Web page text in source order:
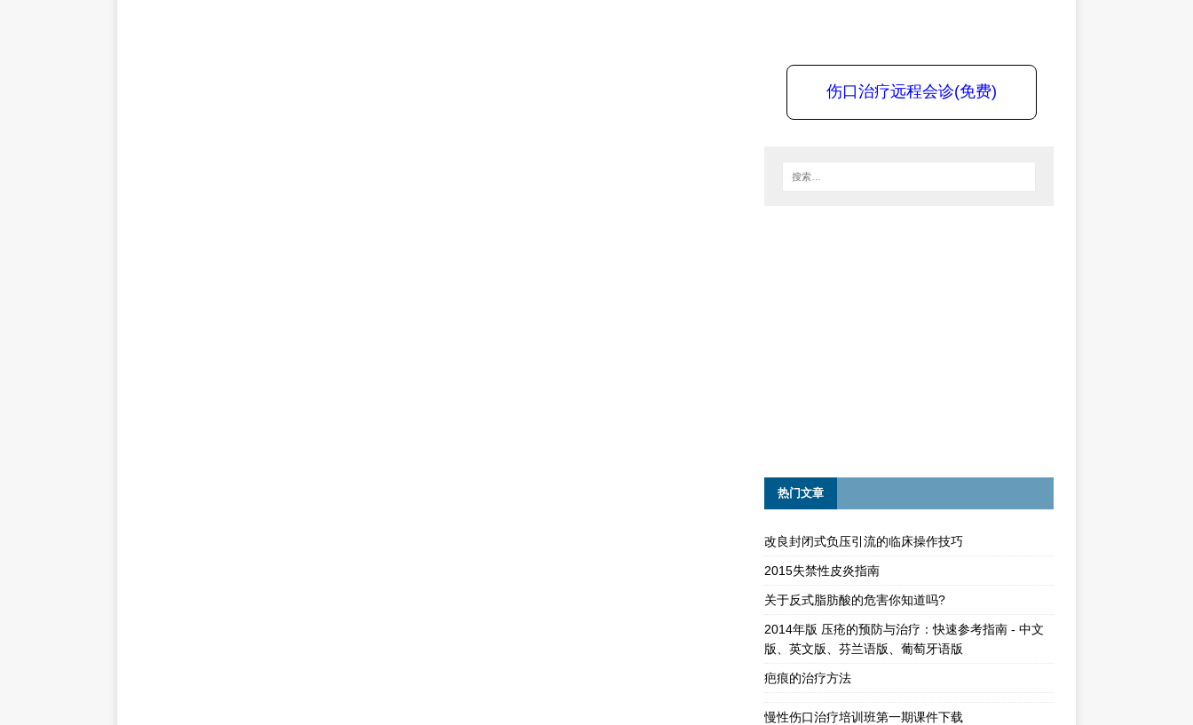
伤口治疗远程会诊(免费)
热门文章
改良封闭式负压引流的临床操作技巧
2015失禁性皮炎指南
关于反式脂肪酸的危害你知道吗?
2014年版 压疮的预防与治疗：快速参考指南 - 中文
版、英文版、芬兰语版、葡萄牙语版
疤痕的治疗方法
慢性伤口治疗培训班第一期课件下载